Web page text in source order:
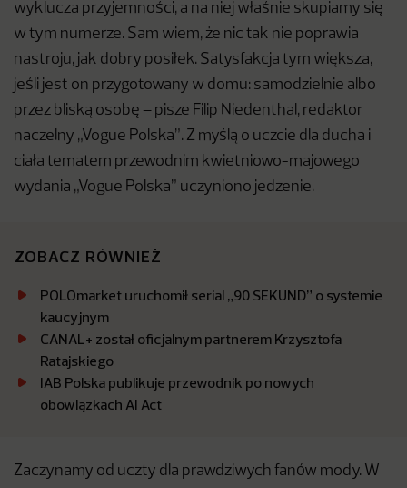
wyklucza przyjemności, a na niej właśnie skupiamy się̨
w tym numerze. Sam wiem, że nic tak nie poprawia
nastroju, jak dobry posiłek. Satysfakcja tym większa,
jeśli jest on przygotowany w domu: samodzielnie albo
przez bliską osobę̨ – pisze Filip Niedenthal, redaktor
naczelny „Vogue Polska”. Z myślą o uczcie dla ducha i
ciała tematem przewodnim kwietniowo-majowego
wydania „Vogue Polska” uczyniono jedzenie.
ZOBACZ RÓWNIEŻ
POLOmarket uruchomił serial „90 SEKUND” o systemie
kaucyjnym
CANAL+ został oficjalnym partnerem Krzysztofa
Ratajskiego
IAB Polska publikuje przewodnik po nowych
obowiązkach AI Act
Zaczynamy od uczty dla prawdziwych fanów mody. W